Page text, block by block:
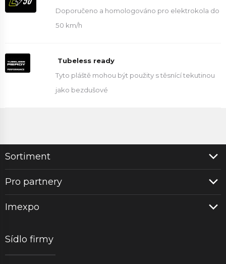
Doporučeno a homologováno pro elektrokola do
50 km/h
Tubeless ready
Tyto pláště mohou být použity s těsnící tekutinou
jako bezdušové
Sortiment
Pro partnery
Imexpo
Sídlo firmy